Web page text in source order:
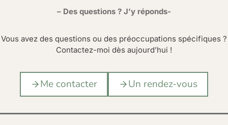
– Des questions ? J’y réponds-
Vous avez des questions ou des préoccupations spécifiques ?
Contactez-moi dès aujourd’hui !
Me contacter Un rendez-vous